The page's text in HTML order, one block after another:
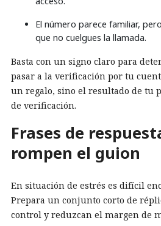
El número parece familiar,
que no cuelgues la llamada.
Basta con un signo claro para
pasar a la verificación por tu
un regalo, sino el resultado de tu
de verificación.
Frases de
rompen el guion
En situación de estrés es difícil
Prepara un conjunto corto de
control y reduzcan el margen de